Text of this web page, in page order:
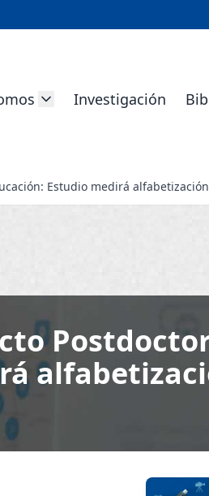
Investigación
Estudio medirá